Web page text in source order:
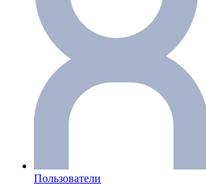
Пользователи